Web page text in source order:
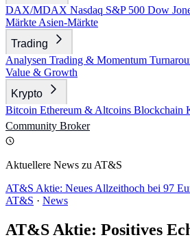
DAX/MDAX Nasdaq S&P 500 Dow
Märkte Asien-Märkte
Trading
Analysen Trading & Momentum
Value & Growth
Krypto
Bitcoin Ethereum & Altcoins Blockchain
Community Broker
Aktuellere News zu AT&S
AT&S Aktie: Neues Allzeithoch bei 97
AT&S · News
AT&S Aktie: Positives